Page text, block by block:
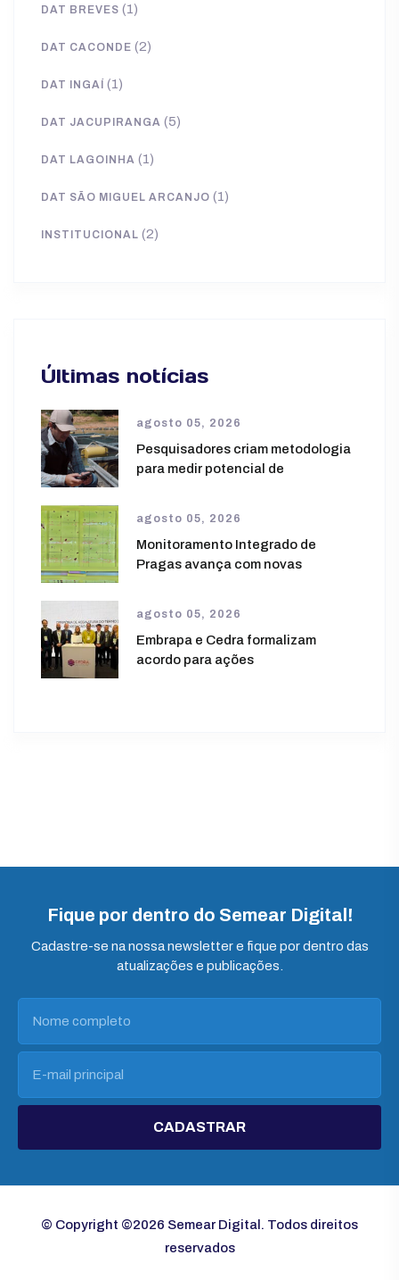
DAT BREVES (1)
DAT CACONDE (2)
DAT INGAÍ (1)
DAT JACUPIRANGA (5)
DAT LAGOINHA (1)
DAT SÃO MIGUEL ARCANJO (1)
INSTITUCIONAL (2)
Últimas notícias
agosto 05, 2026
Pesquisadores criam metodologia
para medir potencial de
agosto 05, 2026
Monitoramento Integrado de
Pragas avança com novas
agosto 05, 2026
Embrapa e Cedra formalizam
acordo para ações
Fique por dentro do Semear Digital!
Cadastre-se na nossa newsletter e fique por dentro das
atualizações e publicações.
CADASTRAR
© Copyright ©2026 Semear Digital. Todos direitos
reservados